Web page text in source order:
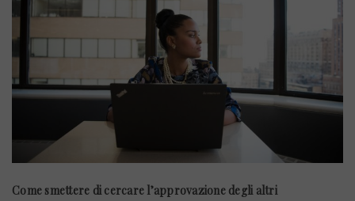
Come smettere di cercare l’approvazione degli altri